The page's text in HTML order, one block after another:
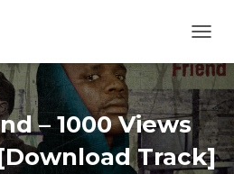
L
T
E
R
N
A
R
– 1000 Views
Track]